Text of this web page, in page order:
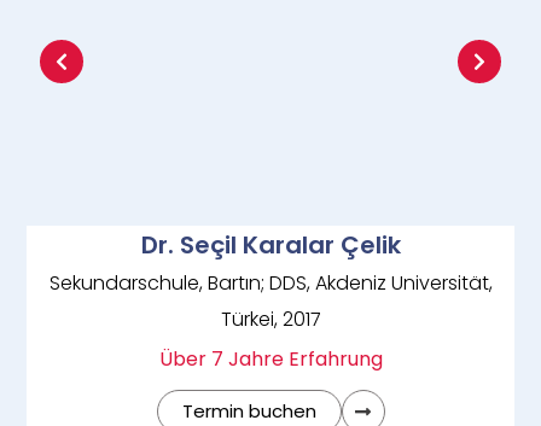
Dr. Seçil Karalar Çelik
Sekundarschule, Bartın; DDS, Akdeniz Universität,
Türkei, 2017
Über 7 Jahre Erfahrung
Termin buchen